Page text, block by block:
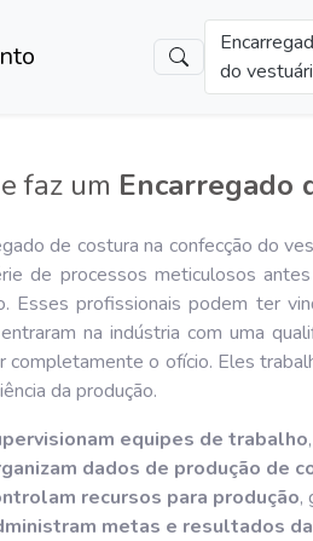
do
faz um Encarregado
de costura na confecção do
de processos meticulosos
Esses profissionais podem ter
na indústria com uma
completamente o ofício. Eles
da produção.
equipes de trabalho
dados de produção de
recursos para produção,
metas e resultados